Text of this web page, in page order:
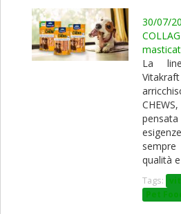
30/07/
La
qualità
Tags:
Pet